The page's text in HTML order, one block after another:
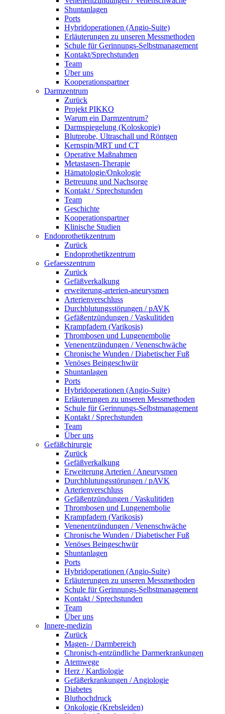
Shuntanlagen
Ports
Hybridoperationen (Angio-Suite)
Erläuterungen zu unseren Messmethoden
Schule für Gerinnungs-Selbstmanagement
Kontakt/Sprechstunden
Team
Über uns
Kooperationspartner
Darmzentrum
Zurück
Projekt PIKKO
Warum ein Darmzentrum?
Darmspiegelung (Koloskopie)
Blutprobe, Ultraschall und Röntgen
Kernspin/MRT und CT
Operative Maßnahmen
Metastasen-Therapie
Hämatologie/Onkologie
Betreuung und Nachsorge
Kontakt / Sprechstunden
Team
Geschichte
Kooperationspartner
Klinische Studien
Endoprothetikzentrum
Zurück
Endoprothetikzentrum
Gefaesszentrum
Zurück
Gefäßverkalkung
erweiterung-arterien-aneurysmen
Arterienverschluss
Durchblutungsstörungen / pAVK
Gefäßentzündungen / Vaskulitiden
Krampfadern (Varikosis)
Thrombosen und Lungenembolie
Venenentzündungen / Venenschwäche
Chronische Wunden / Diabetischer Fuß
Venöses Beingeschwür
Shuntanlagen
Ports
Hybridoperationen (Angio-Suite)
Erläuterungen zu unseren Messmethoden
Schule für Gerinnungs-Selbstmanagement
Kontakt / Sprechstunden
Team
Über uns
Gefäßchirurgie
Zurück
Gefäßverkalkung
Erweiterung Arterien / Aneurysmen
Durchblutungsstörungen / pAVK
Arterienverschluss
Gefäßentzündungen / Vaskulitiden
Thrombosen und Lungenembolie
Krampfadern (Varikosis)
Venenentzündungen / Venenschwäche
Chronische Wunden / Diabetischer Fuß
Venöses Beingeschwür
Shuntanlagen
Ports
Hybridoperationen (Angio-Suite)
Erläuterungen zu unseren Messmethoden
Schule für Gerinnungs-Selbstmanagement
Kontakt / Sprechstunden
Team
Über uns
Innere-medizin
Zurück
Magen- / Darmbereich
Chronisch-entzündliche Darmerkrankungen
Atemwege
Herz / Kardiologie
Gefäßerkrankungen / Angiologie
Diabetes
Bluthochdruck
Onkologie (Krebsleiden)